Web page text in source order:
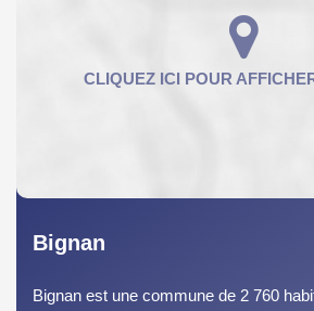
Bignan
Bignan est une commune de 2 760